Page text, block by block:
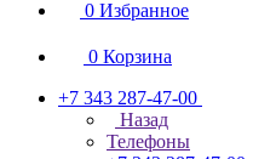
0 Избранное
0 Корзина
+7 343 287-47-00
Назад
Телефоны